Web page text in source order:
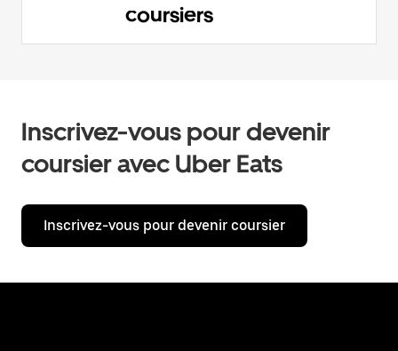
coursiers
Inscrivez-vous pour devenir
coursier avec Uber Eats
Inscrivez-vous pour devenir coursier